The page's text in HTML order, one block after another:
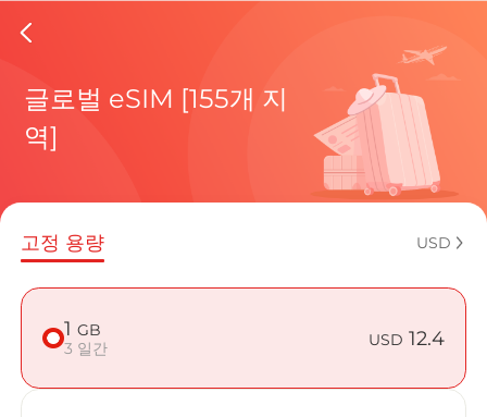
Niger
현재 목적
eSIM을 즐
글로벌 eSIM [155개 지
역]
고정 용량 USD
1 GB
3 일간
USD 12.4